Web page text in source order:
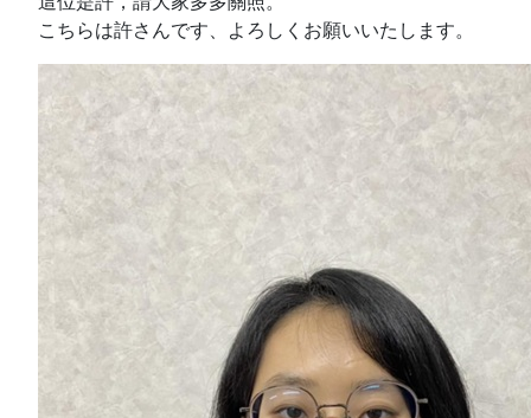
こちらは許さんです、よろしくお願いいたします。